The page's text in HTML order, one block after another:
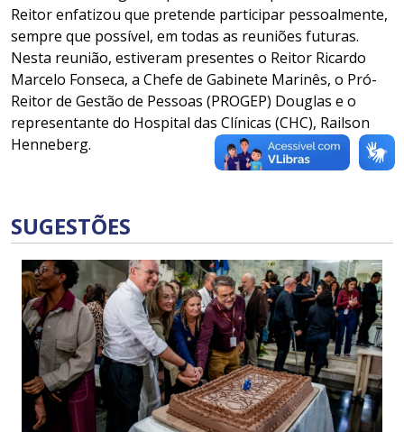
Reitor enfatizou que pretende participar pessoalmente,
sempre que possível, em todas as reuniões futuras.
Nesta reunião, estiveram presentes o Reitor Ricardo
Marcelo Fonseca, a Chefe de Gabinete Marinês, o Pró-
Reitor de Gestão de Pessoas (PROGEP) Douglas e o
representante do Hospital das Clínicas (CHC), Railson
Henneberg.
SUGESTÕES